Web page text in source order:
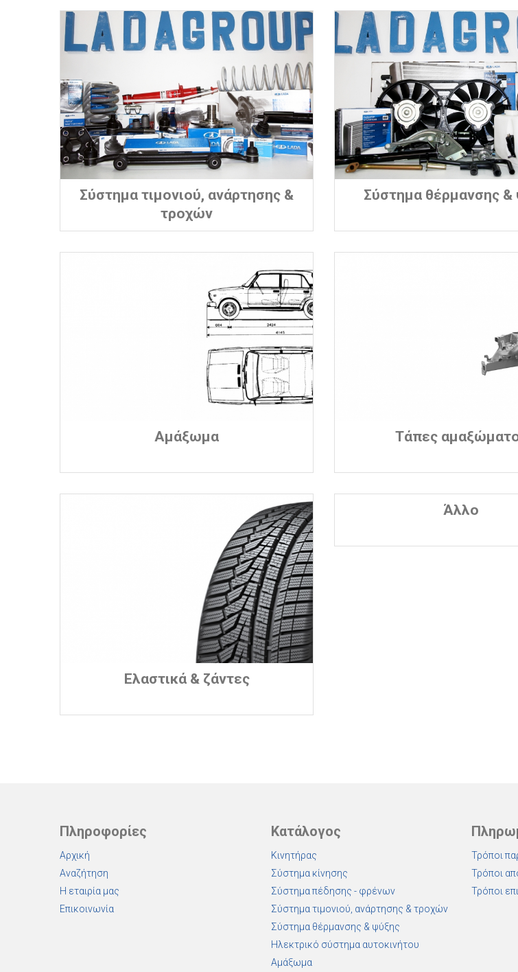
Σύστημα τιμονιού, ανάρτησης &
τροχών
Σύστημα θέρμανσης &
Αμάξωμα Τάπες
Ελαστικά & ζάντες
Άλλο
Πληροφορίες
Αρχική
Αναζήτηση
Η εταιρία μας
Επικοινωνία
Κατάλογος
Κινητήρας
Σύστημα κίνησης
Σύστημα πέδησης - φρένων
Σύστημα τιμονιού, ανάρτησης & τροχών
Σύστημα θέρμανσης & ψύξης
Ηλεκτρικό σύστημα αυτοκινήτου
Αμάξωμα
Τρόποι
Τρόποι
Τρόποι